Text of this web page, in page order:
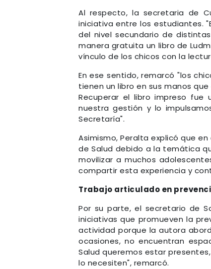
Al respecto, la secretaria de
iniciativa entre los estudiantes.
del nivel secundario de
manera gratuita un libro de
vínculo de los chicos con la
En ese sentido, remarcó "los
tienen un libro en sus manos
Recuperar el libro impreso
nuestra gestión y lo
Secretaría".
Asimismo, Peralta explicó que
de Salud debido a la temática
movilizar a muchos
compartir esta experiencia y
Trabajo articulado en
Por su parte, el secretario de
iniciativas que promueven la
actividad porque la autora
ocasiones, no encuentran
Salud queremos estar
lo necesiten", remarcó.